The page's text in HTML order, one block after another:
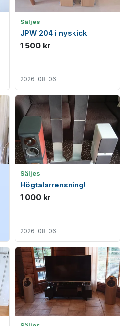
Säljes
JPW 204 i nyskick
1 500 kr
2026-08-06
Säljes
Högtalarrensning!
1 000 kr
2026-08-06